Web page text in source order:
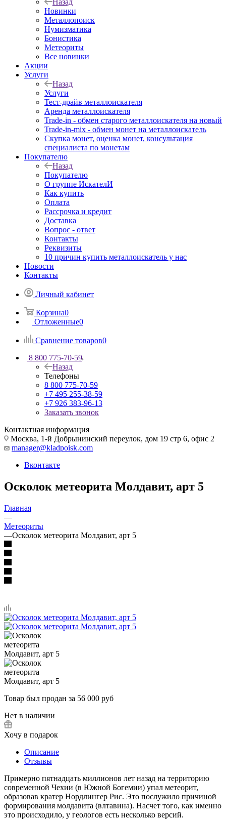
Назад
Новинки
Металлопоиск
Нумизматика
Бонистика
Метеориты
Все новинки
Акции
Услуги
Назад
Услуги
Тест-драйв металлоискателя
Аренда металлоискателя
Trade-in - обмен старого металлоискателя на новый
Trade-in-mix - обмен монет на металлоискатель
Скупка монет, оценка монет, консультация
специалиста по монетам
Покупателю
Назад
Покупателю
О группе ИскателИ
Как купить
Оплата
Рассрочка и кредит
Доставка
Вопрос - ответ
Контакты
Реквизиты
10 причин купить металлоискатель у нас
Новости
Контакты
Личный кабинет
Корзина0
Отложенные0
Сравнение товаров0
8 800 775-70-59
Назад
Телефоны
8 800 775-70-59
+7 495 255-38-59
+7 926 383-96-13
Заказать звонок
Контактная информация
Москва, 1-й Добрынинский переулок, дом 19 стр 6, офис 2
manager@kladpoisk.com
Вконтакте
Осколок метеорита Молдавит, арт 5
Главная
—
Метеориты
—Осколок метеорита Молдавит, арт 5
Товар был продан за 56 000 руб
Нет в наличии
Хочу в подарок
Описание
Отзывы
Примерно пятнадцать миллионов лет назад на территорию
современной Чехии (в Южной Богемии) упал метеорит,
образовав кратер Нордлингер Рис. Это послужило причиной
формирования молдавита (влтавина). Насчет того, как именно
это происходило, у геологов есть несколько версий.